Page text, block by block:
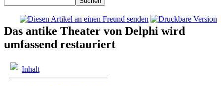
Das antike Theater von Delphi wird
umfassend restauriert
Inhalt